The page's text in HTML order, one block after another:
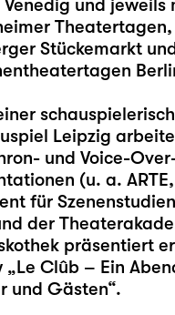
Venedig und jeweils
Stückemarkt
Leipzig
und Voice-
(u. a.
für
der
präsentiert
„Le Clûb – Ein
und Gästen“.